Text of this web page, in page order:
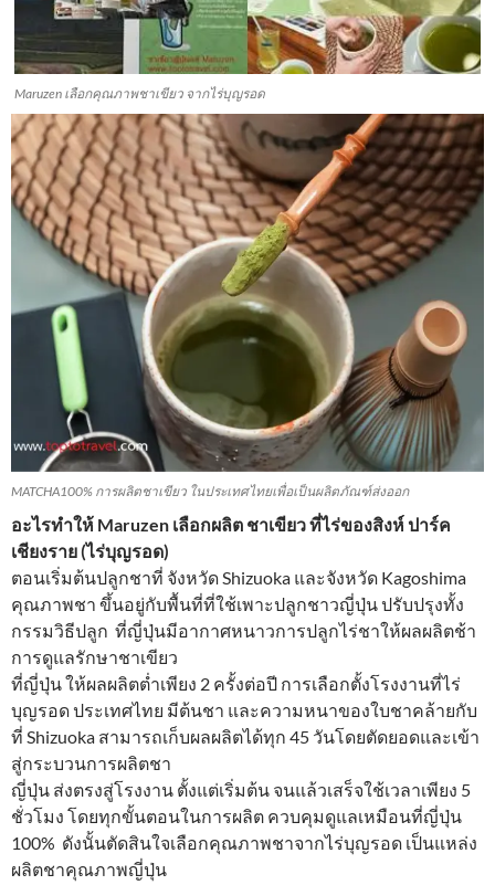
Maruzen เลือกคุณภาพชาเขียว จากไร่บุญรอด
MATCHA100% การผลิตชาเขียว ในประเทศไทยเพื่อเป็นผลิตภัณฑ์ส่งออก
อะไรทำให้ Maruzen เลือกผลิต ชาเขียว ที่ไร่ของสิงห์ ปาร์ค
เชียงราย (ไร่บุญรอด)
ตอนเริ่มต้นปลูกชาที่ จังหวัด Shizuoka และจังหวัด Kagoshima
คุณภาพชา ขึ้นอยู่กับพื้นที่ที่ใช้เพาะปลูกชาวญี่ปุ่น ปรับปรุงทั้ง
กรรมวิธีปลูก ที่ญี่ปุ่นมีอากาศหนาวการปลูกไร่ชาให้ผลผลิตช้า
การดูแลรักษาชาเขียว
ที่ญี่ปุ่น ให้ผลผลิตต่ำเพียง 2 ครั้งต่อปี การเลือกตั้งโรงงานที่ไร่
บุญรอด ประเทศไทย มีต้นชา และความหนาของใบชาคล้ายกับ
ที่ Shizuoka สามารถเก็บผลผลิตได้ทุก 45 วันโดยตัดยอดและเข้า
สู่กระบวนการผลิตชา
ญี่ปุ่น ส่งตรงสู่โรงงาน ตั้งแต่เริ่มต้น จนแล้วเสร็จใช้เวลาเพียง 5
ชั่วโมง โดยทุกขั้นตอนในการผลิต ควบคุมดูแลเหมือนที่ญี่ปุ่น
100% ดังนั้นตัดสินใจเลือกคุณภาพชาจากไร่บุญรอด เป็นแหล่ง
ผลิตชาคุณภาพญี่ปุ่น